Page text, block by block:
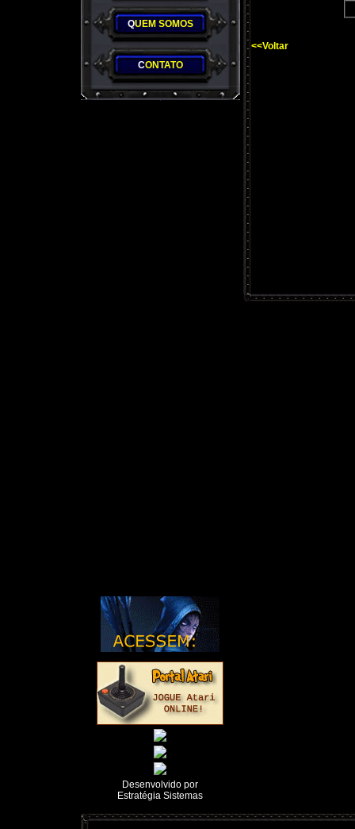
QUEM SOMOS
CONTATO
Desenvolvido por
Estratégia Sistemas
<<Voltar